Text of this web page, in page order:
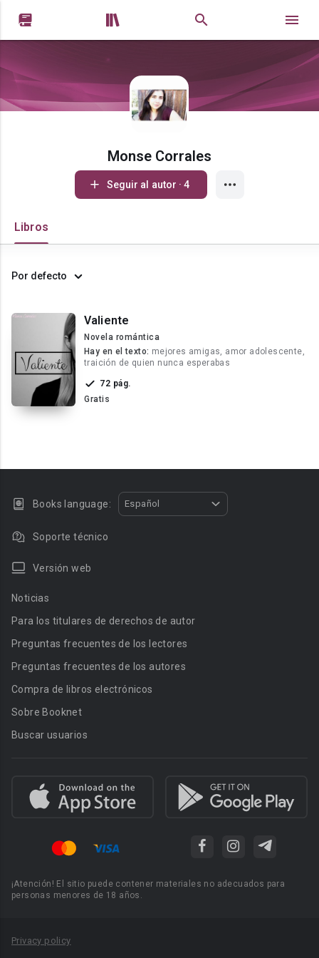
 
Monse Corrales
Seguir al autor · 4
Libros
Por defecto
Valiente
Novela romántica
Hay en el texto: mejores amigas, amor adolescente,
traición de quien nunca esperabas
72 pág.
Gratis
Books language: Español
Soporte técnico
Versión web
Noticias
Para los titulares de derechos de autor
Preguntas frecuentes de los lectores
Preguntas frecuentes de los autores
Compra de libros electrónicos
Sobre Booknet
Buscar usuarios
¡Atención! El sitio puede contener materiales no adecuados para
personas menores de 18 años.
Privacy policy